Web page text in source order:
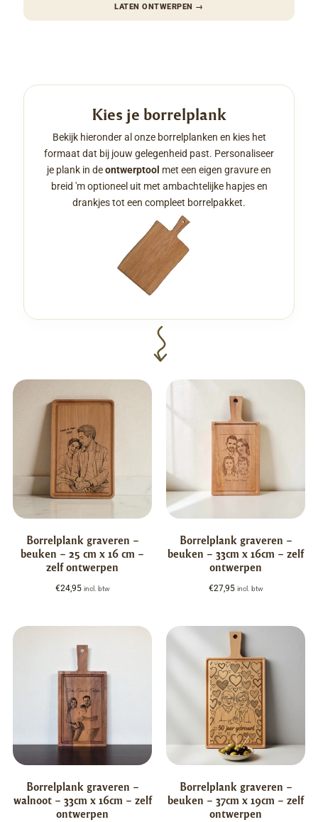
LATEN ONTWERPEN →
Kies je borrelplank
Bekijk hieronder al onze borrelplanken en kies het
formaat dat bij jouw gelegenheid past. Personaliseer
je plank in deontwerptool met een eigen gravure en
breid 'm optioneel uit met ambachtelijke hapjes en
drankjes tot een compleet borrelpakket.
Borrelplank graveren –
beuken – 25 cm x 16 cm –
zelf ontwerpen
€24,95 incl. btw
Borrelplank graveren –
beuken – 33cm x 16cm – zelf
ontwerpen
€27,95 incl. btw
Borrelplank graveren –
walnoot – 33cm x 16cm – zelf
ontwerpen
Borrelplank graveren –
beuken – 37cm x 19cm – zelf
ontwerpen